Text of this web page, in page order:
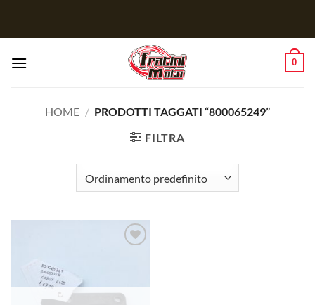
0
HOME / PRODOTTI TAGGATI “800065249”
FILTRA